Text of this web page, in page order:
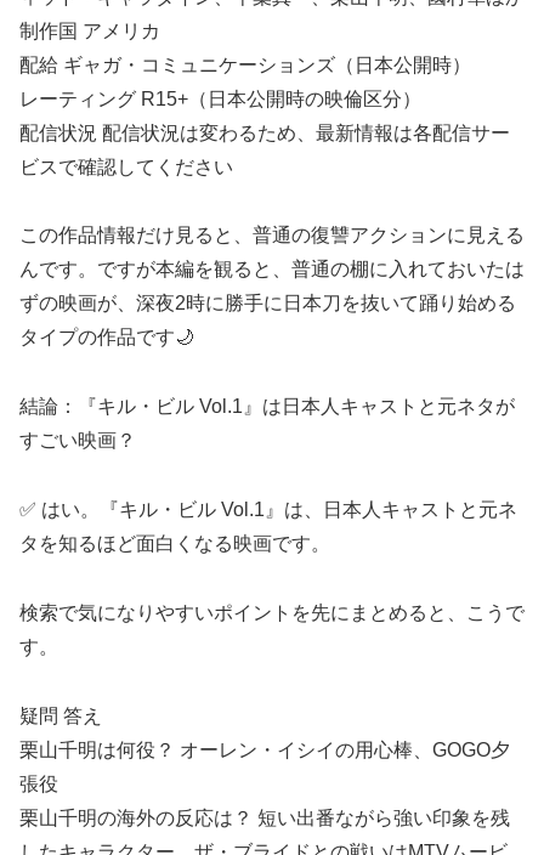
制作国 アメリカ
配給 ギャガ・コミュニケーションズ（日本公開時）
レーティング R15+（日本公開時の映倫区分）
配信状況 配信状況は変わるため、最新情報は各配信サー
ビスで確認してください
この作品情報だけ見ると、普通の復讐アクションに見える
んです。ですが本編を観ると、普通の棚に入れておいたは
ずの映画が、深夜2時に勝手に日本刀を抜いて踊り始める
タイプの作品です🌙
結論：『キル・ビル Vol.1』は日本人キャストと元ネタが
すごい映画？
✅ はい。『キル・ビル Vol.1』は、日本人キャストと元ネ
タを知るほど面白くなる映画です。
検索で気になりやすいポイントを先にまとめると、こうで
す。
疑問 答え
栗山千明は何役？ オーレン・イシイの用心棒、GOGO夕
張役
栗山千明の海外の反応は？ 短い出番ながら強い印象を残